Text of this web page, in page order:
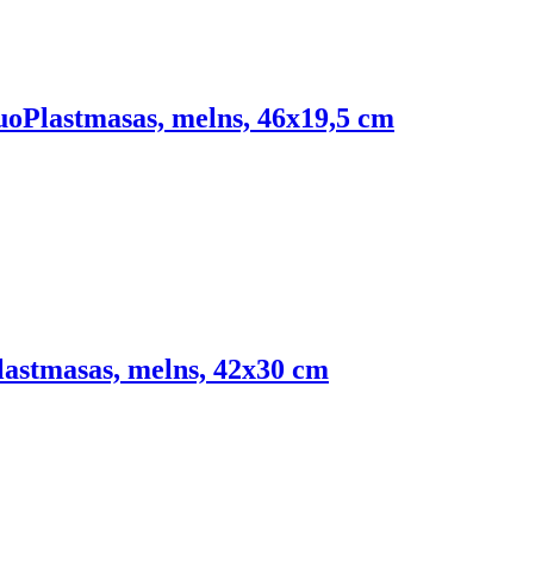
Plastmasas, melns, 46x19,5 cm
melns, 42x30 cm